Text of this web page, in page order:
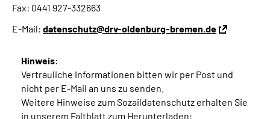
Fax: 0441 927-332663
E-Mail: datenschutz@drv-oldenburg-bremen.de
Hinweis:
Vertrauliche Informationen bitten wir per Post und
nicht per E-Mail an uns zu senden.
Weitere Hinweise zum Sozaildatenschutz erhalten Sie
in unserem Faltblatt zum Herunterladen: